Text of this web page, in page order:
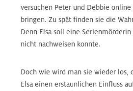
versuchen Peter und Debbie
bringen. Zu spät finden sie die
Denn Elsa soll eine
nicht nachweisen konnte.
Doch wie wird man sie wieder los,
Elsa einen erstaunlichen Einfluss